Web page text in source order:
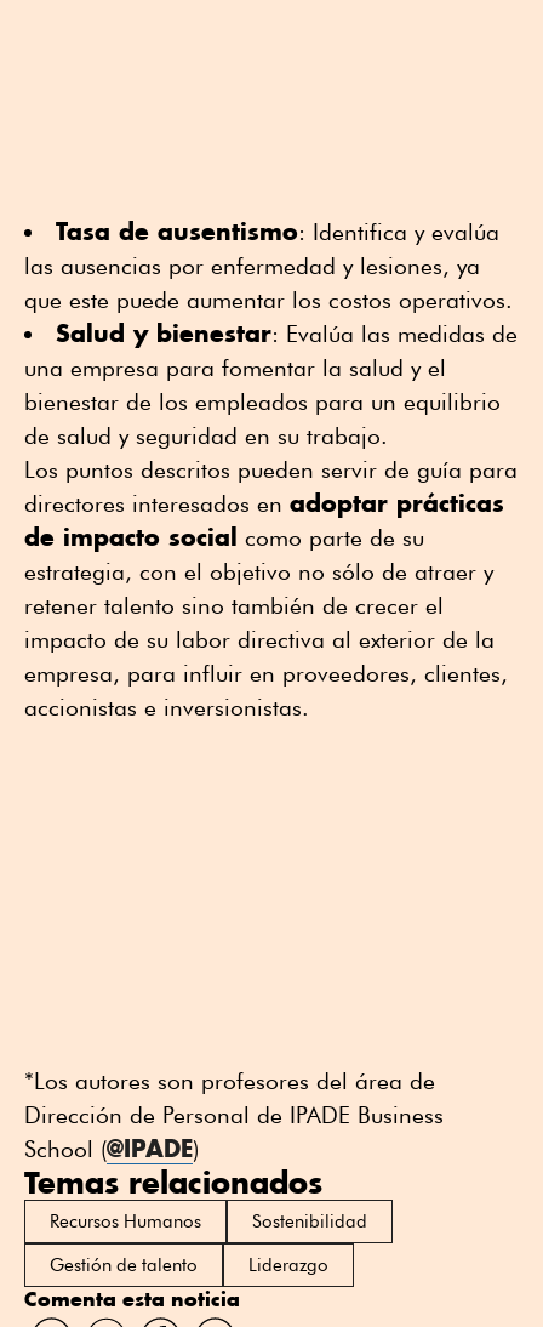
Tasa de ausentismo: Identifica y evalúa
las ausencias por enfermedad y lesiones, ya
que este puede aumentar los costos operativos.
Salud y bienestar: Evalúa las medidas de
una empresa para fomentar la salud y el
bienestar de los empleados para un equilibrio
de salud y seguridad en su trabajo.
Los puntos descritos pueden servir de guía para
directores interesados en adoptar prácticas
de impacto social como parte de su
estrategia, con el objetivo no sólo de atraer y
retener talento sino también de crecer el
impacto de su labor directiva al exterior de la
empresa, para influir en proveedores, clientes,
accionistas e inversionistas.
*Los autores son profesores del área de
Dirección de Personal de IPADE Business
School (@IPADE)
Temas relacionados
Recursos Humanos
Sostenibilidad
Gestión de talento
Liderazgo
Comenta esta noticia